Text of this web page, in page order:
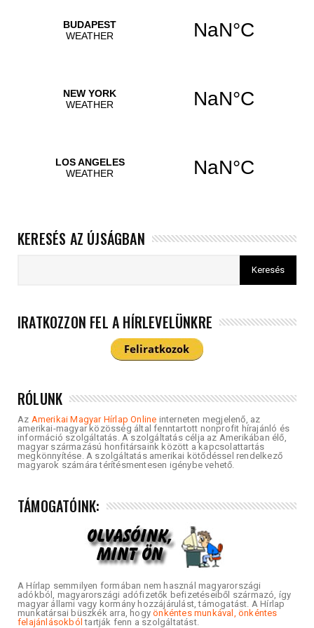
KERESÉS AZ ÚJSÁGBAN
IRATKOZZON FEL A HÍRLEVELÜNKRE
RÓLUNK
Az Amerikai Magyar Hírlap Online interneten megjelenő, az
amerikai-magyar közösség által fenntartott nonprofit hírajánló és
információ szolgáltatás. A szolgáltatás célja az Amerikában élő,
magyar származású honfitársaink között a kapcsolattartás
megkönnyítése. A szolgáltatás amerikai kötődéssel rendelkező
magyarok számára térítésmentesen igénybe vehető.
TÁMOGATÓINK:
A Hírlap semmilyen formában nem használ magyarországi
adókból, magyarországi adófizetők befizetéseiből származó, így
magyar állami vagy kormány hozzájárulást, támogatást. A Hírlap
munkatársai büszkék arra, hogyönkéntes munkával, önkéntes
felajánlásokból tartják fenn a szolgáltatást.